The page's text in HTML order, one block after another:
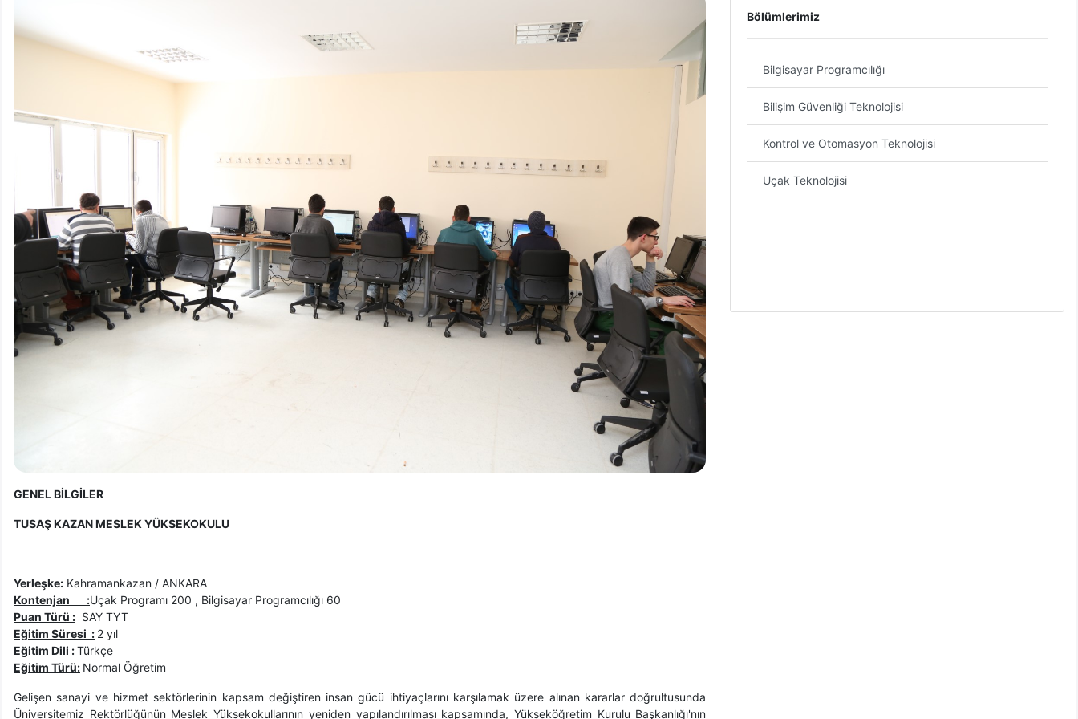
GENEL BİLGİLER
TUSAŞ KAZAN MESLEK YÜKSEKOKULU
Yerleşke: Kahramankazan / ANKARA
Kontenjan :Uçak Programı 200 , Bilgisayar Programcılığı 60
Puan Türü : SAY TYT
Eğitim Süresi : 2 yıl
Eğitim Dili :Türkçe
Eğitim Türü: Normal Öğretim
Gelişen sanayi ve hizmet sektörlerinin kapsam değiştiren insan gücü ihtiyaçlarını karşılamak üzere alınan kararlar doğrultusunda
Üniversitemiz Rektörlüğünün Meslek Yüksekokullarının yeniden yapılandırılması kapsamında, Yükseköğretim Kurulu Başkanlığı'nın
Bölümlerimiz
Bilgisayar Programcılığı
Bilişim Güvenliği Teknolojisi
Kontrol ve Otomasyon Teknolojisi
Uçak Teknolojisi